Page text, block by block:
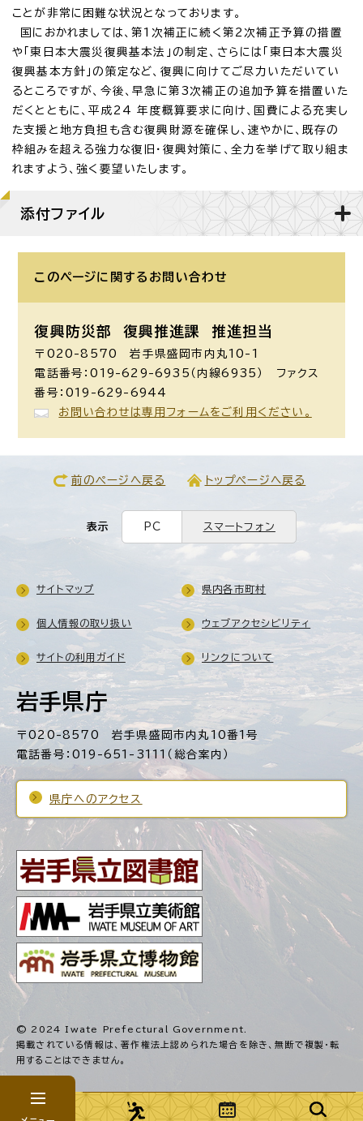
ことが非常に困難な状況となっております。
国におかれましては、第1次補正に続く第2次補正予算の措置
や「東日本大震災復興基本法」の制定、さらには「東日本大震災
復興基本方針」の策定など、復興に向けてご尽力いただいてい
るところですが、今後、早急に第3次補正の追加予算を措置いた
だくとともに、平成24 年度概算要求に向け、国費による充実し
た支援と地方負担も含む復興財源を確保し、速やかに、既存の
枠組みを超える強力な復旧・復興対策に、全力を挙げて取り組ま
れますよう、強く要望いたします。
添付ファイル
このページに関する お問い合わせ
復興防災部 復興推進課 推進担当
〒020-8570 岩手県盛岡市内丸10-1
電話番号：019-629-6935（内線6935） ファクス
番号：019-629-6944
お問い合わせは専用フォームをご利用ください。
前のページへ戻る トップページへ戻る
表示 PC スマートフォン
岩手県庁
〒020-8570 岩手県盛岡市内丸10番1号
電話番号：019-651-3111（総合案内）
県庁へのアクセス
サイトマップ 県内各市町村
個人情報の取り扱い ウェブアクセシビリティ
サイトの利用ガイド リンクについて
© 2024 Iwate Prefectural Government.
掲載されている情報は、著作権法上認められた場合を除き、無断で複製・転
用することはできません。